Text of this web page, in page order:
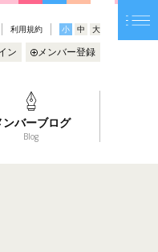
利用規約 小 中 大
ン メンバー登録
ンバーブログ
Blog